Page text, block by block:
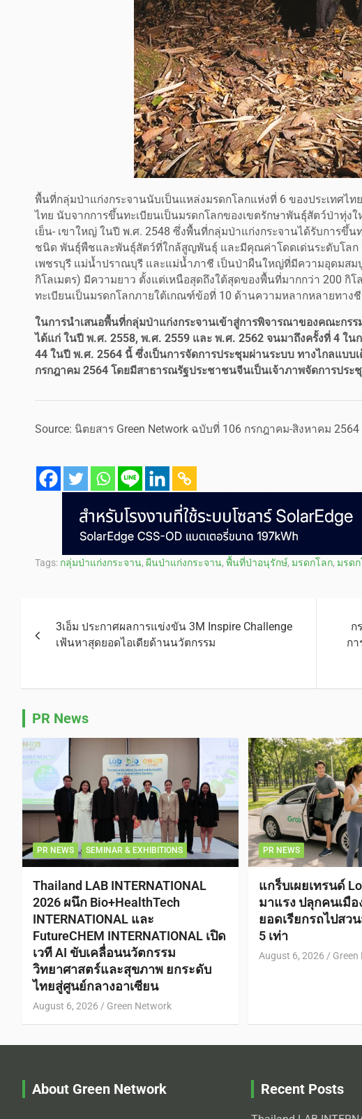
พื้นที่กลุ่มป่าแก่งกระจานนับเป็นแหล่งมรดกโลกแห่งที่ 6 ของประเทศไ
ไทย นับจากการขึ้นทะเบียนเป็นมรดกโลกของเขตรักษาพันธุ์สัตว์ป่าทุ่
เย็น- เขาใหญ่ ในปี พ.ศ. 2548 ซึ่งพื้นที่กลุ่มป่าแก่งกระจานได้รับการขึ้น
ชนิด พันธุ์พืชและพันธุ์สัตว์ที่ใกล้สูญพันธุ์ และมีคุณค่าโดดเด่นระดับโล
เพชรบุรี แม่น้ำปราณบุรี และแม่น้ำภาชี เป็นป่าผืนใหญ่ที่มีความอุดมสม
กิโลเมตร) มีความยาว ตั้งแต่เหนือสุดถึงใต้สุดของพื้นที่มากกว่า 200 กิ
ทะเบียนเป็นมรดกโลกภายใต้เกณฑ์ข้อที่ 10 ด้านความหลากหลายทาง
ในการนำเสนอพื้นที่กลุ่มป่าแก่งกระจานเข้าสู่การพิจารณาของคณะกรร
ได้แก่ ในปี พ.ศ. 2558, พ.ศ. 2559 และ พ.ศ. 2562 จนมาถึงครั้งที่ 4 ใ
44 ในปี พ.ศ. 2564 นี้ ซึ่งเป็นการจัดการประชุมผ่านระบบ ทางไกลแบบ
กรกฎาคม 2564 โดยมีสาธารณรัฐประชาชนจีนเป็นเจ้าภาพจัดการประ
Source: นิตยสาร Green Network ฉบับที่ 106 กรกฎาคม-สิงหาคม
Tags: กลุ่มป่าแก่งกระจาน, ผืนป่าแก่งกระจาน, พื้นที่ป่าอนุรักษ์, มรดกโลก, มรด
3เอ็ม ประกาศผลการแข่งขัน 3M Inspire Challenge
เฟ้นหาสุดยอดไอเดียด้านนวัตกรรม
ก
กา
PR News
PR NEWS SEMINAR & EXHIBITIONS
Thailand LAB INTERNATIONAL
2026 ผนึก Bio+HealthTech
INTERNATIONAL และ
FutureCHEM INTERNATIONAL เปิด
เวที AI ขับเคลื่อนนวัตกรรม
วิทยาศาสตร์และสุขภาพ ยกระดับ
ไทยสู่ศูนย์กลางอาเซียน
August 6, 2026 Green Network
PR NEWS
แกร็บเผยเทรนด์
มาแรง ปลุกคนเมื
ยอดเรียกรถไปสว
5 เท่า
August 6, 2026 Green
About Green Network Recent Posts